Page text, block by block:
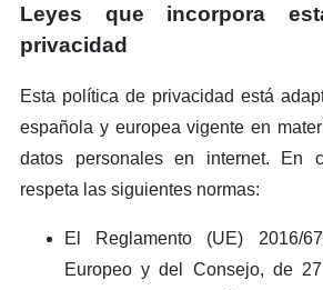
Leyes que incorpora
privacidad
Esta política de privacidad está
española y europea vigente en
datos personales en internet. En
respeta las siguientes normas:
El Reglamento (UE) 2016/
Europeo y del Consejo, de